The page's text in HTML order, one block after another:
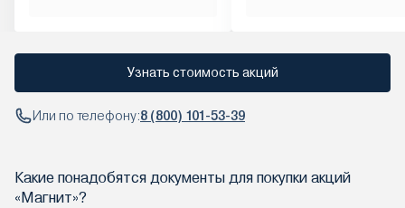
Узнать стоимость акций
Или по телефону:8 (800) 101-53-39
Какие понадобятся документы для покупки акций
«Магнит»?